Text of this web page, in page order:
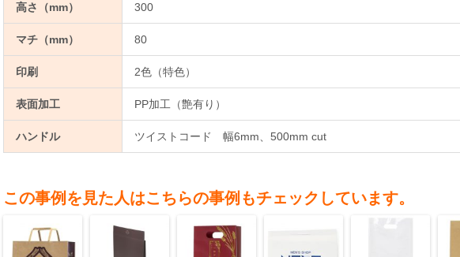
高さ（mm） 300
マチ（mm） 80
印刷 2色（特色）
表面加工 PP加工（艶有り）
ハンドル ツイストコード 幅6mm、500mm cut
この事例を見た人はこちらの事例もチェックしています。